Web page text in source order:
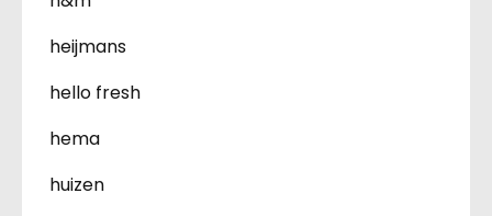
heijmans
hello fresh
hema
huizen